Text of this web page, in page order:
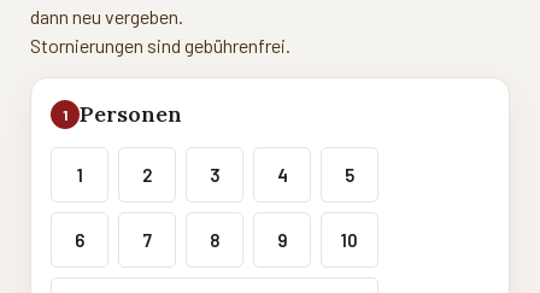
dann neu vergeben.
Stornierungen sind gebührenfrei.
1 Personen
1 2 3 4 5
6 7 8 9 10